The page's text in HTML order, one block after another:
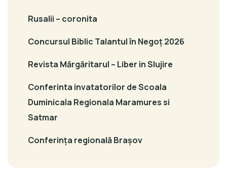
Rusalii – coronita
Concursul Biblic Talantul în Negoț 2026
Revista Mărgăritarul – Liber in Slujire
Conferinta invatatorilor de Scoala
Duminicala Regionala Maramures si
Satmar
Conferința regională Brașov